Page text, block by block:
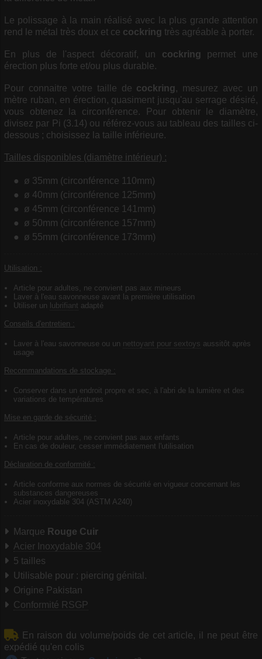
Le polissage à la main réalisé avec la plus grande attention
rend le métal très doux et ce cockring très agréable à porter.
En plus de l'aspect décoratif, un cockring permet une
érection plus forte et/ou plus durable.
Pour connaitre votre taille de cockring , mesurez avec un
mètre ruban, en érection, quasiment jusqu'au serrage désiré,
vous obtenez la circonférence. Pour obtenir le diamètre,
divisez par Pi (3.14) ou référez-vous au tableau des tailles ci-
dessous ; choisissez la taille inférieure.
Tailles disponibles (diamètre intérieur) :
ø 35mm (circonférence 110mm)
ø 40mm (circonférence 125mm)
ø 45mm (circonférence 141mm)
ø 50mm (circonférence 157mm)
ø 55mm (circonférence 173mm)
Utilisation :
Article pour adultes, ne convient pas aux mineurs
Laver à l'eau savonneuse avant la première utilisation
Utiliser un lubrifiant adapté
Conseils d'entretien :
Laver à l'eau savonneuse ou un nettoyant pour sextoys aussitôt après
usage
Recommandations de stockage :
Conserver dans un endroit propre et sec, à l'abri de la lumière et des
variations de températures
Mise en garde de sécurité :
Article pour adultes, ne convient pas aux enfants
En cas de douleur, cesser immédiatement l'utilisation
Déclaration de conformité :
Article conforme aux normes de sécurité en vigueur concernant les
substances dangereuses
Acier inoxydable 304 (ASTM A240)
Marque Rouge Cuir
Acier Inoxydable 304
5 tailles
Utilisable pour : piercing génital.
Origine Pakistan
Conformité RSGP
En raison du volume/poids de cet article, il ne peut être
expédié qu'en colis